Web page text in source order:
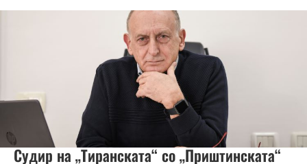
Судир на „Тиранската“ со „Приштинската“